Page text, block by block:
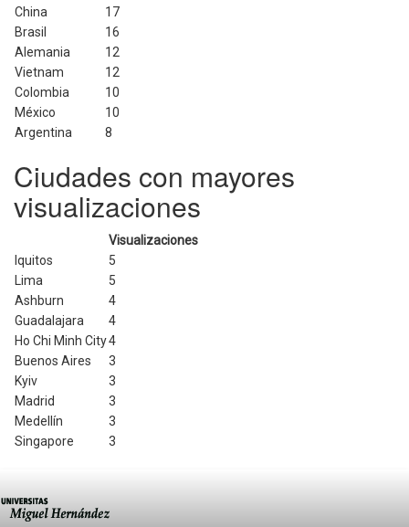
China
17
Brasil
16
Alemania
12
Vietnam
12
Colombia
10
México
10
Argentina
8
Ciudades con mayores
visualizaciones
Visualizaciones
Iquitos
5
Lima
5
Ashburn
4
Guadalajara
4
Ho Chi Minh City4
Buenos Aires
3
Kyiv
3
Madrid
3
Medellín
3
Singapore
3